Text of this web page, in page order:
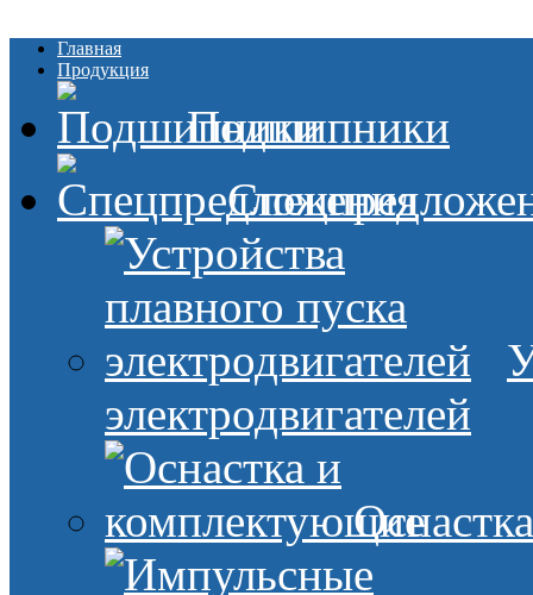
Главная
Продукция
Подшипники
электродвигателей